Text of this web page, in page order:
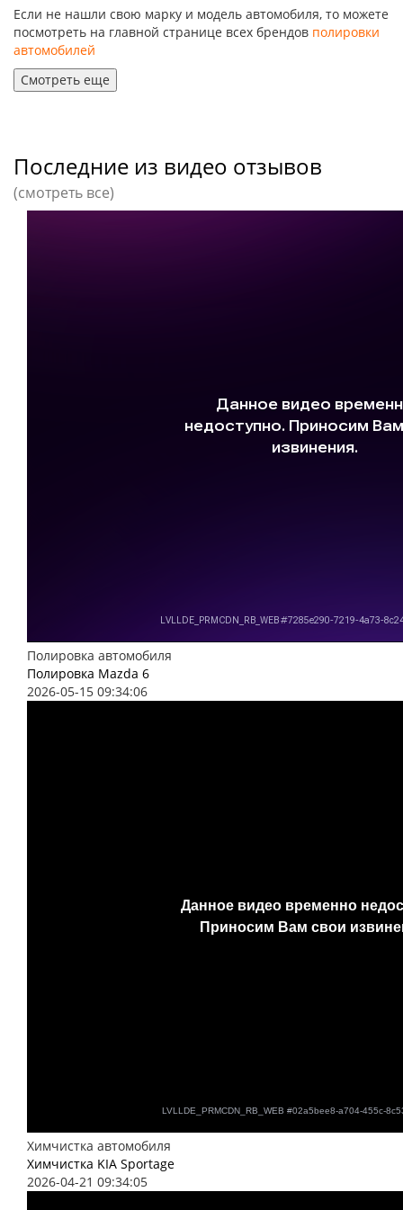
Если не нашли свою марку и модель автомобиля, то можете
посмотреть на главной странице всех брендов полировки
автомобилей
Смотреть еще
Последние из видео отзывов
(смотреть все)
Полировка автомобиля
Полировка Mazda 6
2026-05-15 09:34:06
Химчистка автомобиля
Химчистка KIA Sportage
2026-04-21 09:34:05